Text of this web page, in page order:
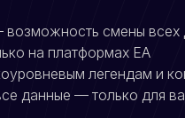
смены всех
на платформах EA
легендам и
данные — только для